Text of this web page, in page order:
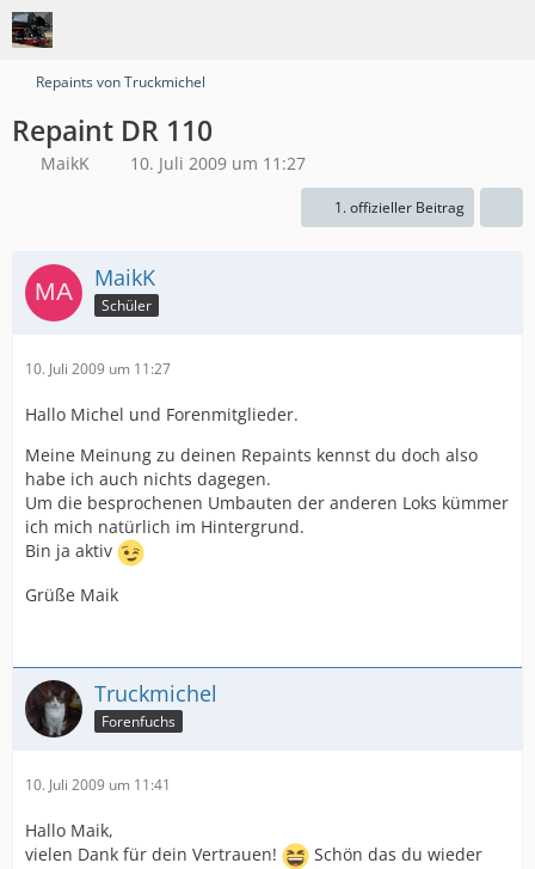
Repaints von Truckmichel
Repaint DR 110
MaikK 10. Juli 2009 um 11:27
1. offizieller Beitrag
MaikK
Schüler
10. Juli 2009 um 11:27
Hallo Michel und Forenmitglieder.
Meine Meinung zu deinen Repaints kennst du doch also
habe ich auch nichts dagegen.
Um die besprochenen Umbauten der anderen Loks kümmer
ich mich natürlich im Hintergrund.
Bin ja aktiv
Grüße Maik
Truckmichel
Forenfuchs
10. Juli 2009 um 11:41
Hallo Maik,
vielen Dank für dein Vertrauen!
Schön das du wieder